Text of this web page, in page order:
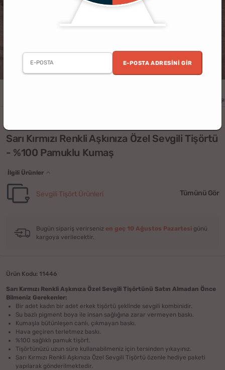
E-POSTA ADRESINI GIR
Yılbaşı
Sarı Kırmızı Renkli Aşkınıza Özel Sevgili Tişörtü
- %100 Pamuklu Kumaş
İlgili Ürünler
Sevgili Tişört Ürünleri Tümünü Gör
Bugün sipariş verirseniz en geç 10 Ağustos Pazartesi günü
kargoya verilecektir.
Ürün Kodu: 11446
Sarı Kırmızı Renkli Aşkınıza Özel Sevgili Tişörtü​nü Satın Almadan Önce
Bilmeniz Gerekenler:
Bir adet kadın bir adet erkek tişörtü şeklinde sevgili kombinidir.
Su bazlı pigment boya ile insan sağlığına zarar vermeyen baskı.
Kumaşla bütünleşen canlı, çıkmayan baskı.
Hava geçiren terletmez baskı.
%100 sağlıklı pamuk tişört.
Tişörtünüzü uzun süre kullanabilmeniz için tersinden yıkayınız.
Sarı Kırmızı Renkli Aşkınıza Özel Sevgili Tişörtü özenle hediye paketi
yapılarak gönderilmektedir.